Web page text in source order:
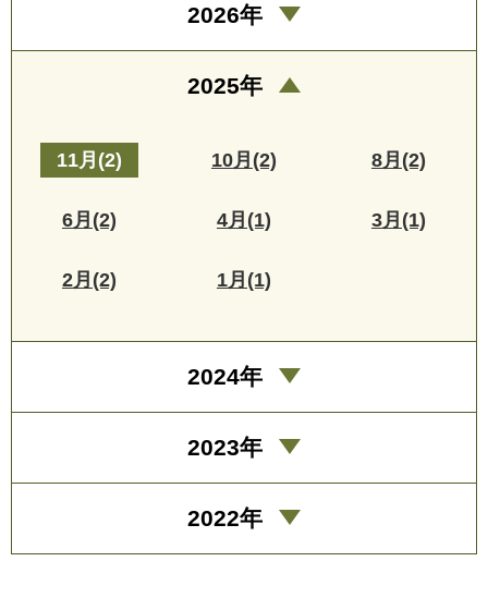
2026年
2025年
11月(2) 10月(2) 8月(2)
6月(2) 4月(1) 3月(1)
2月(2) 1月(1)
2024年
2023年
2022年